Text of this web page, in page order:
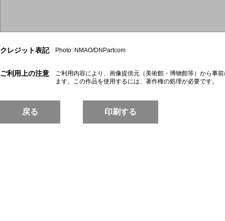
クレジット表記 Photo: NMAO/DNPartcom
ご利用上の注意
ご利用内容により、画像提供元（美術館・博物館等）から事
ます。この作品を使用するには、著作権の処理が必要です。
戻る 印刷する